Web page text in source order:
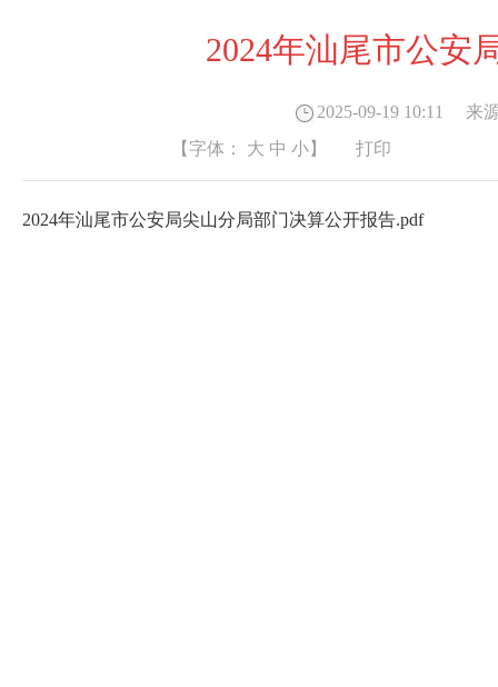
2024年汕尾市公安
2025-09-19 10:11
来
【字体： 大 中 小】 打印
2024年汕尾市公安局尖山分局部门决算公开报告.pdf